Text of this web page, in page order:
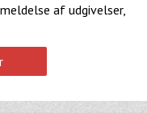
af udgivelser,